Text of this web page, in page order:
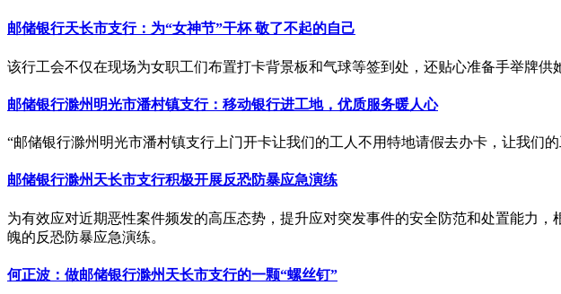
邮储银行天长市支行：为“女神节”干杯 敬了不起的自己
该行工会不仅在现场为女职工们布置打卡背景板和气球等签到处，还贴心准备手举牌供
邮储银行滁州明光市潘村镇支行：移动银行进工地，优质服务暖人心
“邮储银行滁州明光市潘村镇支行上门开卡让我们的工人不用特地请假去办卡，让我们
邮储银行滁州天长市支行积极开展反恐防暴应急演练
为有效应对近期恶性案件频发的高压态势，提升应对突发事件的安全防范和处置能力
魄的反恐防暴应急演练。
何正波：做邮储银行滁州天长市支行的一颗“螺丝钉”